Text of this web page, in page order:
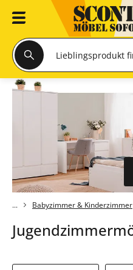
Babyzimmer & Kinderzimmer